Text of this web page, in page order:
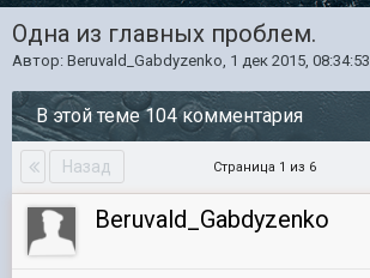
Одна из главных проблем.
Автор: Beruvald_Gabdyzenko, 1 дек 2015, 08:34:53
В этой теме 104 комментария
Назад Страница 1 из 6
Beruvald_Gabdyzenko